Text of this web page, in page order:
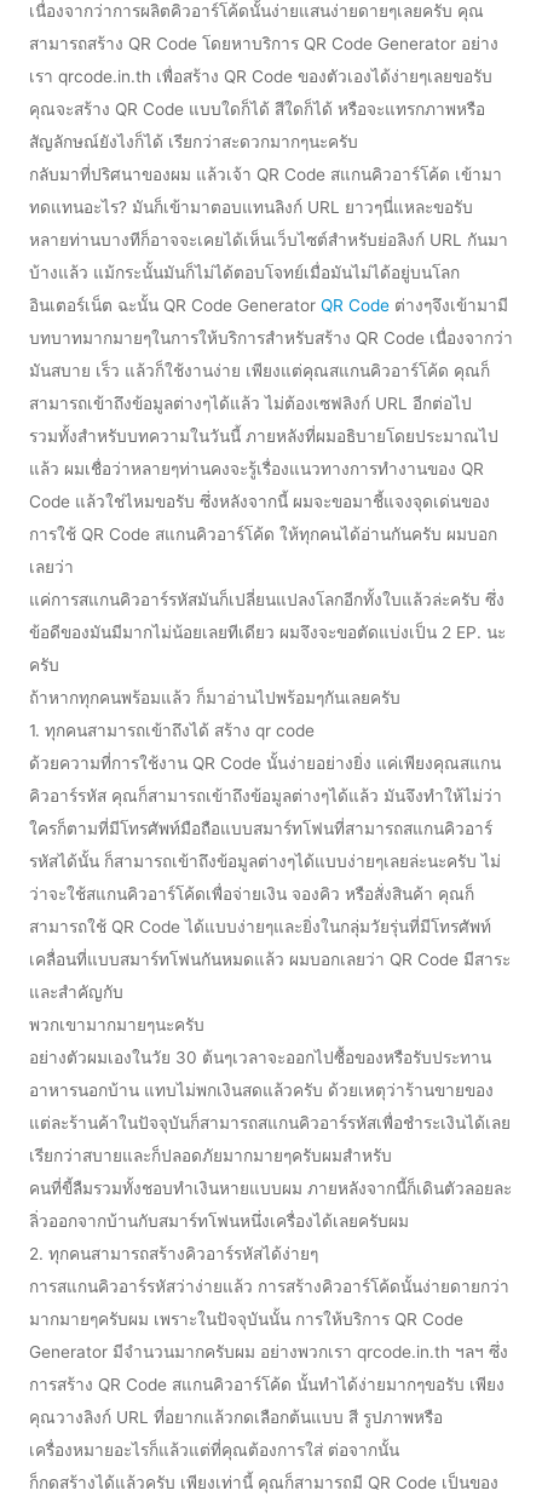
เนื่องจากว่าการผลิตคิวอาร์โค้ดนั้นง่ายแสนง่ายดายๆเลยครับ คุณ
สามารถสร้าง QR Code โดยหาบริการ QR Code Generator อย่าง
เรา qrcode.in.th เพื่อสร้าง QR Code ของตัวเองได้ง่ายๆเลยขอรับ
คุณจะสร้าง QR Code แบบใดก็ได้ สีใดก็ได้ หรือจะแทรกภาพหรือ
สัญลักษณ์ยังไงก็ได้ เรียกว่าสะดวกมากๆนะครับ
กลับมาที่ปริศนาของผม แล้วเจ้า QR Code สแกนคิวอาร์โค้ด เข้ามา
ทดแทนอะไร? มันก็เข้ามาตอบแทนลิงก์ URL ยาวๆนี่แหละขอรับ
หลายท่านบางทีก็อาจจะเคยได้เห็นเว็บไซต์สำหรับย่อลิงก์ URL กันมา
บ้างแล้ว แม้กระนั้นมันก็ไม่ได้ตอบโจทย์เมื่อมันไม่ได้อยู่บนโลก
อินเตอร์เน็ต ฉะนั้น QR Code Generator QR Codeต่างๆจึงเข้ามามี
บทบาทมากมายๆในการให้บริการสำหรับสร้าง QR Code เนื่องจากว่า
มันสบาย เร็ว แล้วก็ใช้งานง่าย เพียงแต่คุณสแกนคิวอาร์โค้ด คุณก็
สามารถเข้าถึงข้อมูลต่างๆได้แล้ว ไม่ต้องเซฟลิงก์ URL อีกต่อไป
รวมทั้งสำหรับบทความในวันนี้ ภายหลังที่ผมอธิบายโดยประมาณไป
แล้ว ผมเชื่อว่าหลายๆท่านคงจะรู้เรื่องแนวทางการทำงานของ QR
Code แล้วใช่ไหมขอรับ ซึ่งหลังจากนี้ ผมจะขอมาชี้แจงจุดเด่นของ
การใช้ QR Code สแกนคิวอาร์โค้ด ให้ทุกคนได้อ่านกันครับ ผมบอก
เลยว่า
แค่การสแกนคิวอาร์รหัสมันก็เปลี่ยนแปลงโลกอีกทั้งใบแล้วล่ะครับ ซึ่ง
ข้อดีของมันมีมากไม่น้อยเลยทีเดียว ผมจึงจะขอตัดแบ่งเป็น 2 EP. นะ
ครับ
ถ้าหากทุกคนพร้อมแล้ว ก็มาอ่านไปพร้อมๆกันเลยครับ
1. ทุกคนสามารถเข้าถึงได้ สร้าง qr code
ด้วยความที่การใช้งาน QR Code นั้นง่ายอย่างยิ่ง แค่เพียงคุณสแกน
คิวอาร์รหัส คุณก็สามารถเข้าถึงข้อมูลต่างๆได้แล้ว มันจึงทำให้ไม่ว่า
ใครก็ตามที่มีโทรศัพท์มือถือแบบสมาร์ทโฟนที่สามารถสแกนคิวอาร์
รหัสได้นั้น ก็สามารถเข้าถึงข้อมูลต่างๆได้แบบง่ายๆเลยล่ะนะครับ ไม่
ว่าจะใช้สแกนคิวอาร์โค้ดเพื่อจ่ายเงิน จองคิว หรือสั่งสินค้า คุณก็
สามารถใช้ QR Code ได้แบบง่ายๆและยิ่งในกลุ่มวัยรุ่นที่มีโทรศัพท์
เคลื่อนที่แบบสมาร์ทโฟนกันหมดแล้ว ผมบอกเลยว่า QR Code มีสาระ
และสำคัญกับ
พวกเขามากมายๆนะครับ
อย่างตัวผมเองในวัย 30 ต้นๆเวลาจะออกไปซื้อของหรือรับประทาน
อาหารนอกบ้าน แทบไม่พกเงินสดแล้วครับ ด้วยเหตุว่าร้านขายของ
แต่ละร้านค้าในปัจจุบันก็สามารถสแกนคิวอาร์รหัสเพื่อชำระเงินได้เลย
เรียกว่าสบายและก็ปลอดภัยมากมายๆครับผมสำหรับ
คนที่ขี้ลืมรวมทั้งชอบทำเงินหายแบบผม ภายหลังจากนี้ก็เดินตัวลอยละ
ลิ่วออกจากบ้านกับสมาร์ทโฟนหนึ่งเครื่องได้เลยครับผม
2. ทุกคนสามารถสร้างคิวอาร์รหัสได้ง่ายๆ
การสแกนคิวอาร์รหัสว่าง่ายแล้ว การสร้างคิวอาร์โค้ดนั้นง่ายดายกว่า
มากมายๆครับผม เพราะในปัจจุบันนั้น การให้บริการ QR Code
Generator มีจำนวนมากครับผม อย่างพวกเรา qrcode.in.th ฯลฯ ซึ่ง
การสร้าง QR Code สแกนคิวอาร์โค้ด นั้นทำได้ง่ายมากๆขอรับ เพียง
คุณวางลิงก์ URL ที่อยากแล้วกดเลือกต้นแบบ สี รูปภาพหรือ
เครื่องหมายอะไรก็แล้วแต่ที่คุณต้องการใส่ ต่อจากนั้น
ก็กดสร้างได้แล้วครับ เพียงเท่านี้ คุณก็สามารถมี QR Code เป็นของ